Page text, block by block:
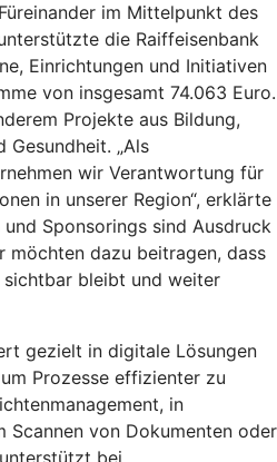
im Mittelpunkt des
die Raiffeisenbank
Einrichtungen und Initiativen
von insgesamt 74.063 Euro.
Projekte aus Bildung,
Gesundheit. „Als
wir Verantwortung für
in unserer Region“, erklärte
und Sponsorings sind Ausdruck
möchten dazu beitragen, dass
bleibt und weiter
gezielt in digitale Lösungen
Prozesse effizienter zu
in
Scannen von Dokumenten oder
bei